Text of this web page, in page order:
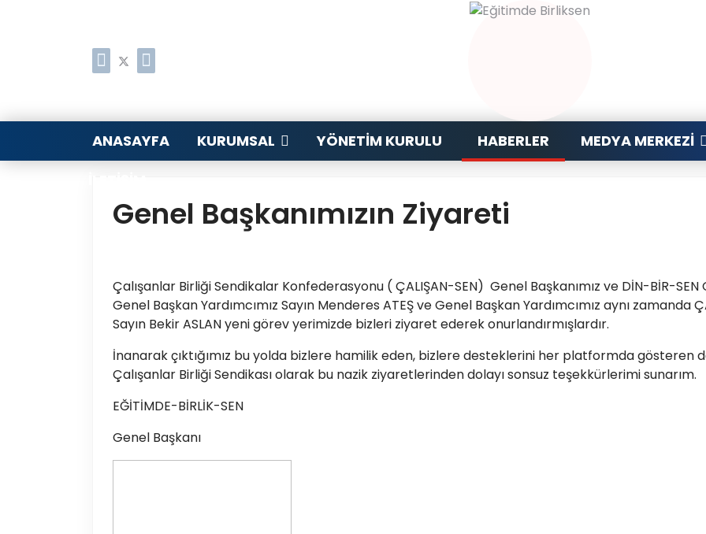
ANASAYFA KURUMSAL YÖNETIM KURULU HABERLER MEDYA MERKEZI
Genel Başkanımızın Ziyareti
Çalışanlar Birliği Sendikalar Konfederasyonu ( ÇALIŞAN-SEN) Genel Başkanımız ve DİN-BİR-SEN
Genel Başkan Yardımcımız Sayın Menderes ATEŞ ve Genel Başkan Yardımcımız aynı zamanda
Sayın Bekir ASLAN yeni görev yerimizde bizleri ziyaret ederek onurlandırmışlardır.
İnanarak çıktığımız bu yolda bizlere hamilik eden, bizlere desteklerini her platformda gösteren
Çalışanlar Birliği Sendikası olarak bu nazik ziyaretlerinden dolayı sonsuz teşekkürlerimi sunarım.
EĞİTİMDE-BİRLİK-SEN
Genel Başkanı